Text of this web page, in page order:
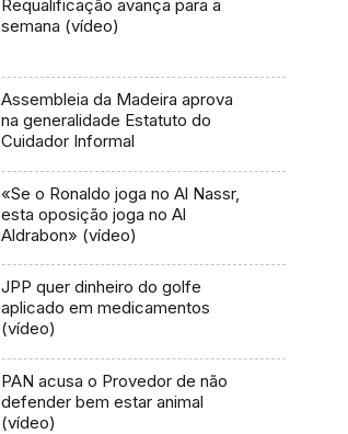
Requalificação avança para a
semana (vídeo)
Assembleia da Madeira aprova
na generalidade Estatuto do
Cuidador Informal
«Se o Ronaldo joga no Al Nassr,
esta oposição joga no Al
Aldrabon» (vídeo)
JPP quer dinheiro do golfe
aplicado em medicamentos
(vídeo)
PAN acusa o Provedor de não
defender bem estar animal
(vídeo)